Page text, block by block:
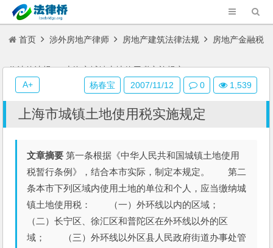
首页 涉外房地产律师 房地产建筑法律法规 房地产金融税
收法律法规 上海市城镇土地使用税实施规定
上海市城镇土地使用税实施规定
文章摘要 第一条根据《中华人民共和国城镇土地使用
税暂行条例》，结合本市实际，制定本规定。 第二
条本市下列区域内使用土地的单位和个人，应当缴纳城
镇土地使用税： （一）外环线以内的区域；
（二）长宁区、徐汇区和普陀区在外环线以外的区
域； （三）外环线以外区县人民政府街道办事处管
杨春宝 2007/11/12 0 1,539
A+